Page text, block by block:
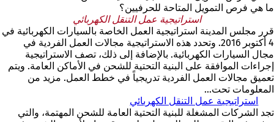
ما هي فرص التمويل المتاحة للحرفيين؟
استراتيجية عمل التنقل الكهربائي
قرر مجلس المدينة استراتيجية العمل الخاصة بالسيارات الكهربائية في
4 أكتوبر 2016. وتحدد هذه الاستراتيجية مجالات العمل الفردية في
مجال السيارات الكهربائية. بالإضافة إلى ذلك، تصف الاستراتيجية
إجراءات الموافقة على البنية التحتية للشحن في الأماكن العامة. ويتم
تعميق مجالات العمل الفردية تدريجياً في خطط العمل. مزيد من
المعلومات تحت...
استراتيجية عمل التنقل الكهربائي
تجد الشركات المشغلة للبنية التحتية العامة للشحن المهتمة، والتي